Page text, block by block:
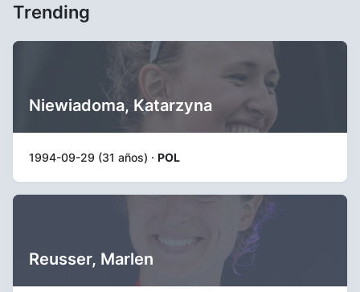
Trending
Niewiadoma, Katarzyna
1994-09-29 (31 años) · POL
Reusser, Marlen